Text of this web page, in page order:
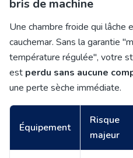
bris de machine
Une chambre froide qui lâche
cauchemar. Sans la garantie
température régulée", votre
est perdu sans aucune
une perte sèche immédiate.
Équipement
Risque
majeur